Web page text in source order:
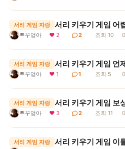
서리 게임 자랑 서리 키우기 게임 어
뿌꾸엉아 ❤ 2 2 조회 10
서리 게임 자랑 서리 키우기 게임 언
뿌꾸엉아 ❤ 1 1 조회 5
서리 게임 자랑 서리 키우기 게임 보
뿌꾸엉아 ❤ 3 2 조회 11
서리 게임 자랑 서리 키우기 게임 이